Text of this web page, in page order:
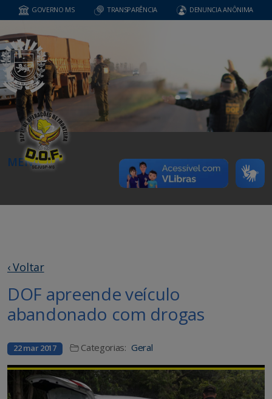
GOVERNO MS TRANSPARÊNCIA DENUNCIA ANÔNIMA
MENU
‹ Voltar
DOF apreende veículo
abandonado com drogas
22 mar 2017 Categorias: Geral